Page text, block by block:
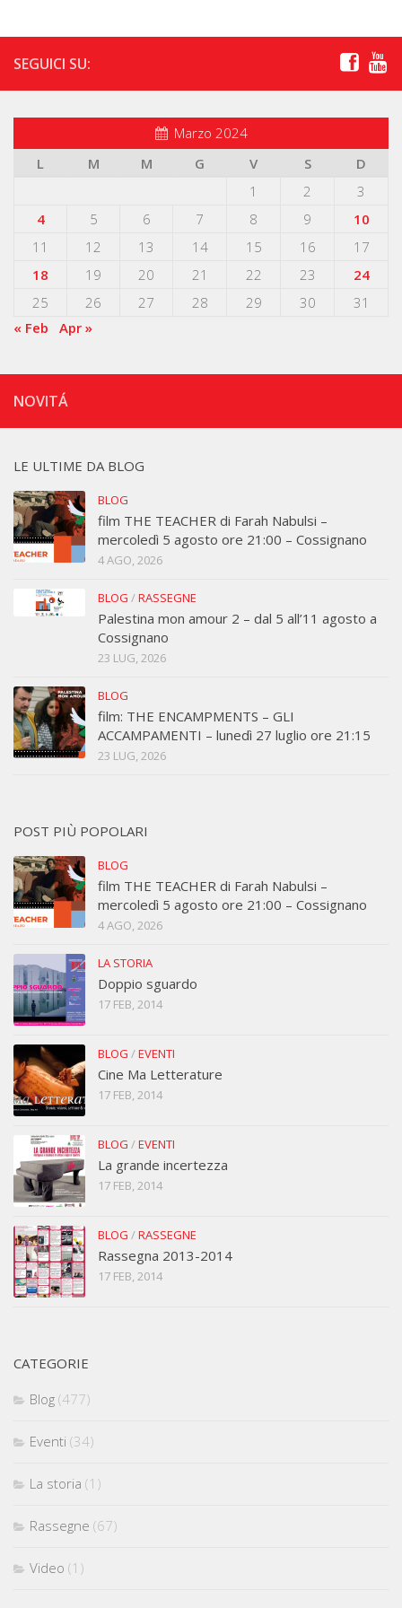
SEGUICI SU:
Marzo 2024
L
M M G V S
D
1
2
3
4
5 6 7 8 9
10
11
12 13 14 15 16
17
18
19 20 21 22 23
24
25
26 27 28 29 30
31
« Feb
Apr »
NOVITÁ
LE ULTIME DA BLOG
BLOG
film THE TEACHER di Farah Nabulsi –
mercoledì 5 agosto ore 21:00 – Cossignano
4 AGO, 2026
BLOG /RASSEGNE
Palestina mon amour 2 – dal 5 all’11 agosto a
Cossignano
23 LUG, 2026
BLOG
film: THE ENCAMPMENTS – GLI
ACCAMPAMENTI – lunedì 27 luglio ore 21:15
23 LUG, 2026
POST PIÙ POPOLARI
BLOG
film THE TEACHER di Farah Nabulsi –
mercoledì 5 agosto ore 21:00 – Cossignano
4 AGO, 2026
LA STORIA
Doppio sguardo
17 FEB, 2014
BLOG /EVENTI
Cine Ma Letterature
17 FEB, 2014
BLOG /EVENTI
La grande incertezza
17 FEB, 2014
BLOG /RASSEGNE
Rassegna 2013-2014
17 FEB, 2014
CATEGORIE
Blog (477)
Eventi (34)
La storia (1)
Rassegne (67)
Video (1)